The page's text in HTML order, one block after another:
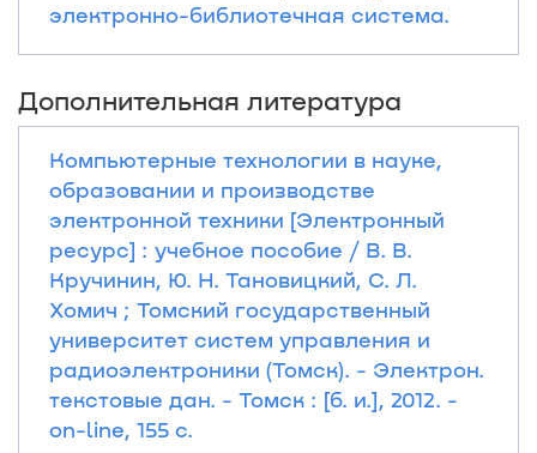
электронно-библиотечная система.
Дополнительная литература
Компьютерные технологии в науке,
образовании и производстве
электронной техники [Электронный
ресурс] : учебное пособие / В. В.
Кручинин, Ю. Н. Тановицкий, С. Л.
Хомич ; Томский государственный
университет систем управления и
радиоэлектроники (Томск). - Электрон.
текстовые дан. - Томск : [б. и.], 2012. -
on-line, 155 с.